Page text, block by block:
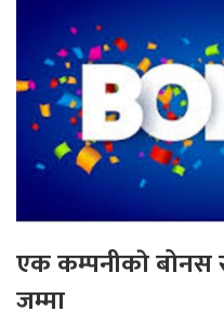
एक कम्पनीकाे बोनस
जम्मा